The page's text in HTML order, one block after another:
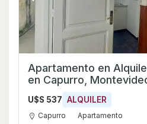
Apartamento en
en Capurro,
U$S 537 ALQUILER
Capurro Apartamento